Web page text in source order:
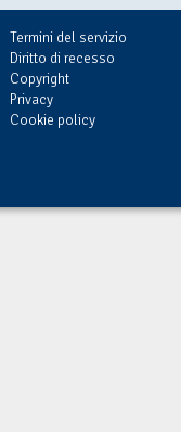
Termini del servizio
Diritto di recesso
Copyright
Privacy
Cookie policy